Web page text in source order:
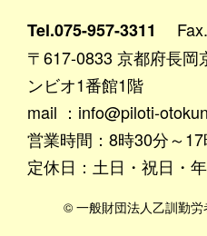
Tel.075-957-3311
〒617-0833 京都府長
ンビオ1番館1階
mail ：info@piloti-
営業時間：8時30分～
定休日：土日・祝日・
© 一般財団法人乙訓勤